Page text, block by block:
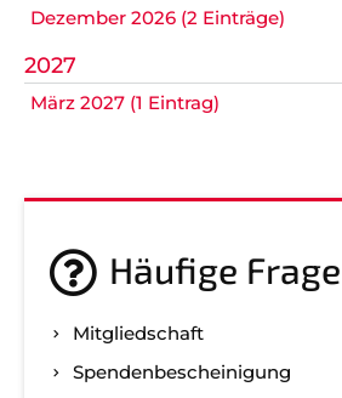
Dezember 2026 (2 Einträge)
2027
März 2027 (1 Eintrag)
Häufige
Mitgliedschaft
Spenden­bescheinigung